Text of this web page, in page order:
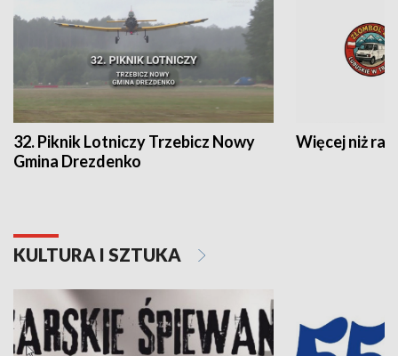
32. Piknik Lotniczy Trzebicz Nowy
Gmina Drezdenko
Więcej niż rajd
KULTURA I SZTUKA